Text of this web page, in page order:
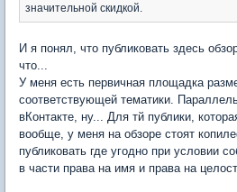
значительной скидкой.
И я понял, что публиковать здесь
что...
У меня есть первичная площадка
соответствующей тематики.
вКонтакте, ну... Для тй публики,
вообще, у меня на обзоре стоят
публиковать где угодно при условии
в части права на имя и права на